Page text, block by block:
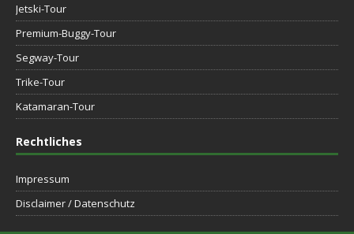
Jetski-Tour
Premium-Buggy-Tour
Segway-Tour
Trike-Tour
Katamaran-Tour
Rechtliches
Impressum
Disclaimer / Datenschutz